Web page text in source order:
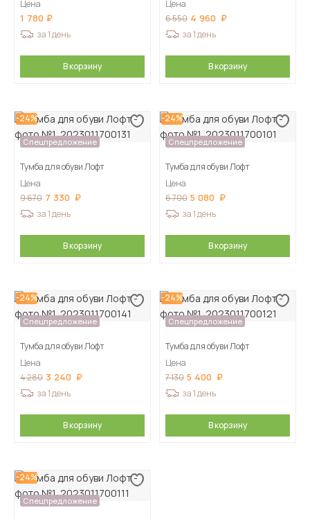
Цена
1 780
за 1 день
В корзину
Цена
6 550 4 960
за 1 день
В корзину
-24%
Спецпредложение
Тумба для обуви Лофт
Цена
9 670 7 330
за 1 день
В корзину
-24%
Спецпредложение
Тумба для обуви Лофт
Цена
6 700 5 080
за 1 день
В корзину
-24%
Спецпредложение
Тумба для обуви Лофт
Цена
4 280 3 240
за 1 день
В корзину
-24%
Спецпредложение
Тумба для обуви Лофт
Цена
7 130 5 400
за 1 день
В корзину
-24%
Спецпредложение